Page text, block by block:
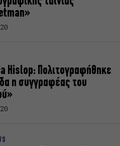
Hislop: Πολιτογραφήθηκε
η συγγραφέας του